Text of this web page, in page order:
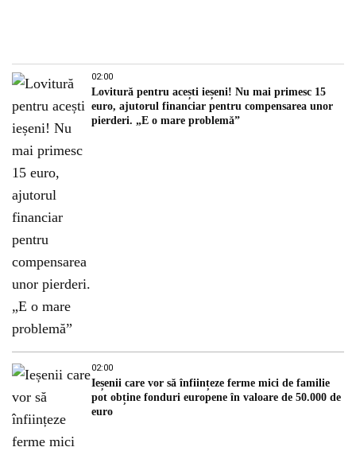
02:00
Lovitură pentru acești ieșeni! Nu mai primesc 15
euro, ajutorul financiar pentru compensarea unor
pierderi. „E o mare problemă”
02:00
Ieșenii care vor să înființeze ferme mici de familie
pot obține fonduri europene în valoare de 50.000 de
euro